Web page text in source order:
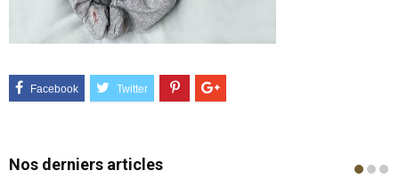
Nos derniers articles